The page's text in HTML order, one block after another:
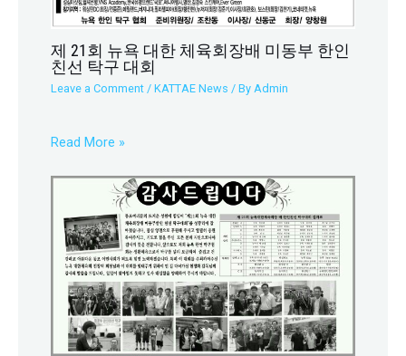
제 21회 뉴욕 대한 체육회장배 미동부 한인
친선 탁구 대회
Leave a Comment /KATTAE News / By Admin
Read More »